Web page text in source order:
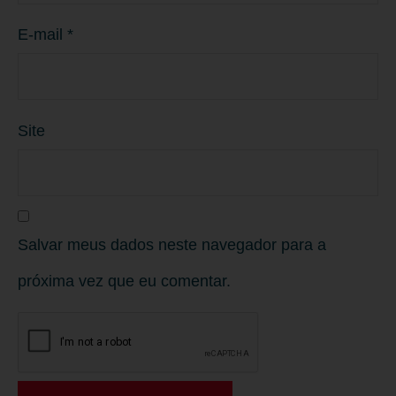
E-mail *
Site
Salvar meus dados neste navegador para a
próxima vez que eu comentar.